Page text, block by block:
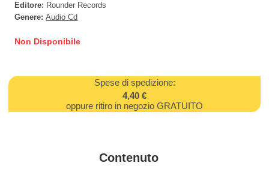
Editore: Rounder Records
Genere:Audio Cd
Non Disponibile
Spese di spedizione:
4,40 €
oppure ritiro in negozio GRATUITO
Contenuto